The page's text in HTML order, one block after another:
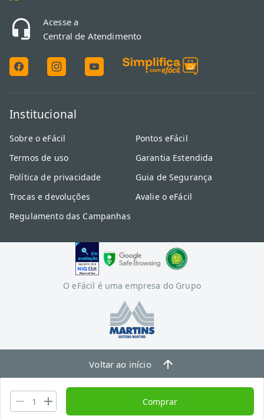
Acesse a
Central de Atendimento
Institucional
Sobre o eFácil
Termos de uso
Política de privacidade
Trocas e devoluções
Regulamento das Campanhas
Pontos eFácil
Garantia Estendida
Guia de Segurança
Avalie o eFácil
O eFácil é uma empresa do Grupo
Voltar ao início
Comprar